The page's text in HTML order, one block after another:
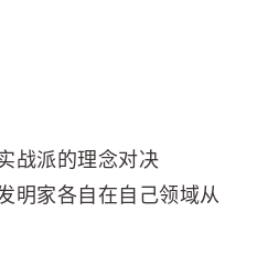
战派的理念对决
明家各自在自己领域从